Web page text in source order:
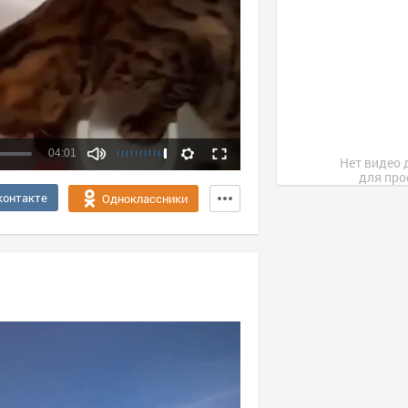
Качество:
360p
720p
04:01
Одноклассники
Нет видео
для